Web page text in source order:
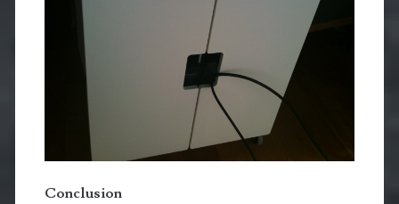
Conclusion